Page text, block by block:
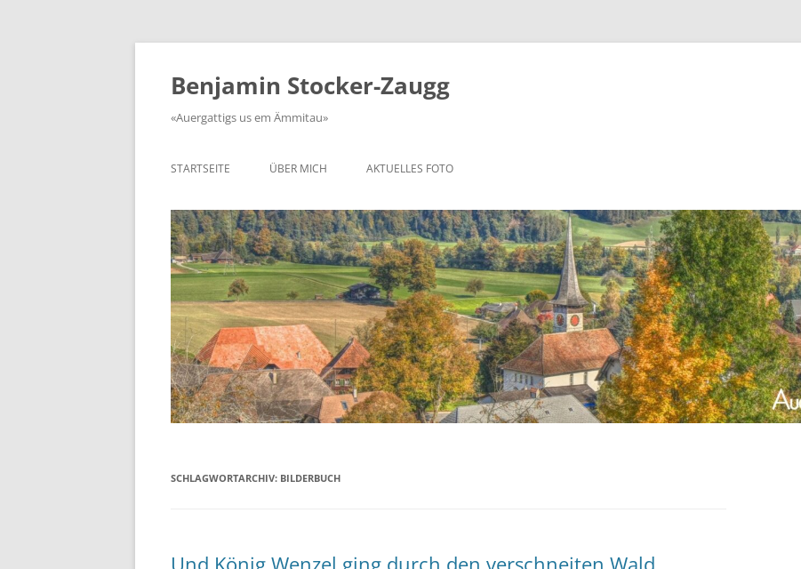
Zum
springen
Benjamin Stocker-Zaugg
«Auergattigs us em Ämmitau»
STARTSEITE ÜBER MICH AKTUELLES FOTO
SCHLAGWORTARCHIV: BILDERBUCH
Und König Wenzel ging durch den verschneiten Wald